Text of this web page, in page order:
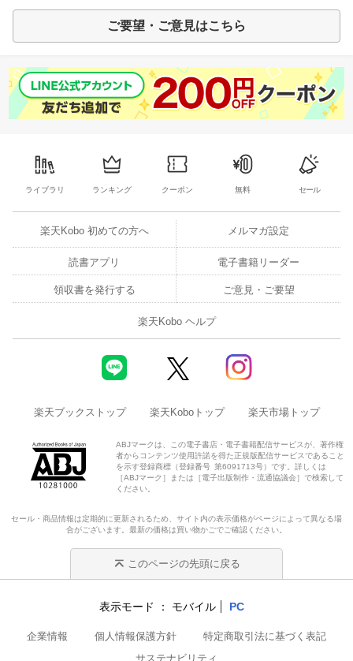
ご要望・ご意見はこちら
ライブラリ ランキング クーポン 無料 セール
楽天Kobo 初めての方へ メルマガ設定
読書アプリ 電子書籍リーダー
領収書を発行する ご意見・ご要望
楽天Kobo ヘルプ
楽天ブックストップ 楽天Koboトップ 楽天市場トップ
ABJマークは、この電子書店・電子書籍配信サービスが、著作権
者からコンテンツ使用許諾を得た正規版配信サービスであること
を示す登録商標（登録番号 第6091713号）です。詳しくは
［ABJマーク］または［電子出版制作・流通協議会］で検索して
ください。
セール・商品情報は定期的に更新されるため、サイト内の表示価格がページによって異なる場
合がございます。最新の価格は買い物かごでご確認ください。
このページの先頭に戻る
表示モード モバイル PC
企業情報 個人情報保護方針
特定商取引法に基づく表記
サステナビリティ